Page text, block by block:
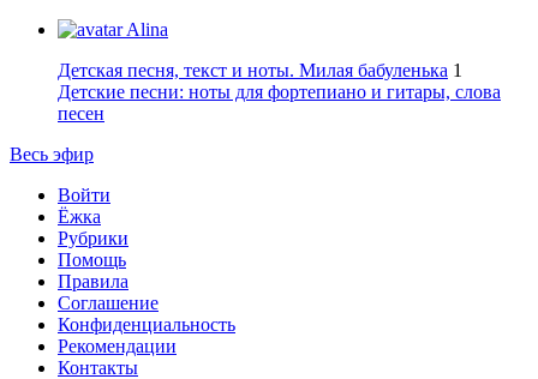
Alina
Детская песня, текст и ноты. Милая бабуленька 1
Детские песни: ноты для фортепиано и гитары, слова
песен
Весь эфир
Войти
Ёжка
Рубрики
Помощь
Правила
Соглашение
Конфиденциальность
Рекомендации
Контакты